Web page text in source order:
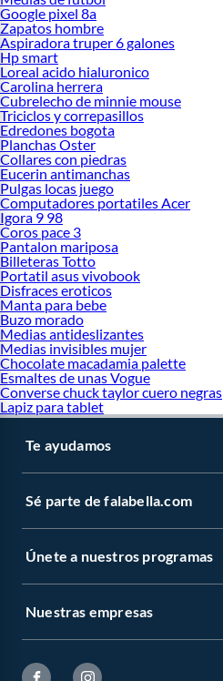
Google pixel 8a
Zapatos hombre
Aspiradora truper 6 galones
Hp smart
Loreal acido hialuronico
Carolina herrera
Cubrelecho de minnie mouse
Triciclos y correpasillos
Edredones bogota
Planchas Oster
Collares con piedras
Eucerin antimanchas
Pulgas locas juego
Computadores portatiles Acer
Igora 9 98
Coros pace 3
Pantalon mariposa
Billeteras Totto
Portatil asus vivobook
Disfraces eroticos
Manta para bebe
Buzo morado
Medias antideslizantes
Medias invisibles mujer
Chocolate macadamia palette
Esmaltes de unas Vogue
Converse chuck taylor cuero negras
Lapiz para tablet
Te ayudamos
Sé parte de falabella.com
Únete a nuestros programas
Nuestras empresas